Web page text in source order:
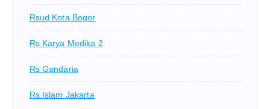
Rsud Kota Bogor
Rs Karya Medika 2
Rs Gandaria
Rs Islam Jakarta